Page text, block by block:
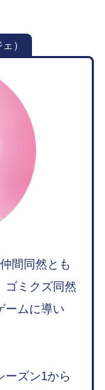
）
間同然とも
ゴミクズ同然
ームに導い
ーズン1から